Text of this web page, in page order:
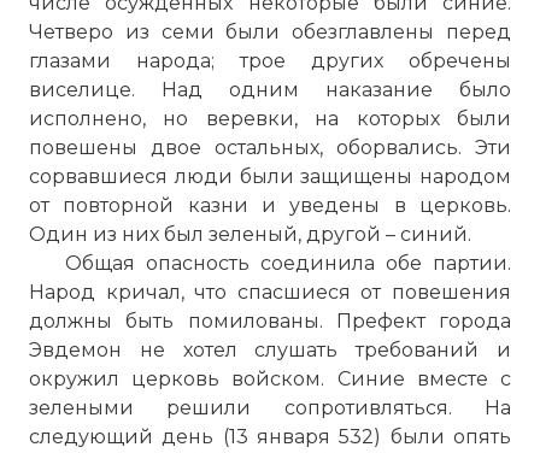
Четверо из семи были обезглавлены перед
глазами народа; трое других обречены
виселице. Над одним наказание было
исполнено, но веревки, на которых были
повешены двое остальных, оборвались. Эти
сорвавшиеся люди были защищены народом
от повторной казни и уведены в церковь.
Один из них был зеленый, другой – синий.
Общая опасность соединила обе партии.
Народ кричал, что спасшиеся от повешения
должны быть помилованы. Префект города
Эвдемон не хотел слушать требований и
окружил церковь войском. Синие вместе с
зелеными решили сопротивляться. На
следующий день (13 января 532) были опять